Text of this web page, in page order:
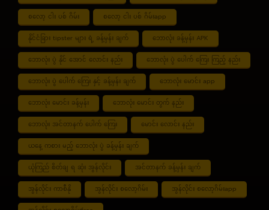
စလော့ ငါး ပစ် ဂိမ်း စလော့ ငါး ပစ် ဂိမ်းapp
နိုင်ငံခြား tipster များ ရဲ့ ခန့်မှန်း ချက် ဘောလုံး ခန့်မှန်း APK
ဘောလုံး ပွဲ နိုင် အောင် လောင်း နည်း ဘောလုံး ပွဲ ပေါက် ကြေး ကြည့် နည်း
ဘောလုံး ပွဲ ပေါက် ကြေး နှင့် ခန့်မှန်း ချက် ဘောလုံး မောင်း app
ဘောလုံး မောင်း ခန့်မှန်း ဘောလုံး မောင်း တွက် နည်း
ဘောလုံး အင်တာနက် ပေါက် ကြေး မောင်း လောင်း နည်း
ယနေ့ ကစား မည့် ဘောလုံး ပွဲ ခန့်မှန်း ချက်
ယုံကြည် စိတ်ချ ရ ဆုံး အွန်လိုင်း အင်တာနက် ခန့်မှန်း ချက်
အွန်လိုင်း ကာစီနို အွန်လိုင်း စလော့ဂိမ်း အွန်လိုင်း စလော့ဂိမ်းapp